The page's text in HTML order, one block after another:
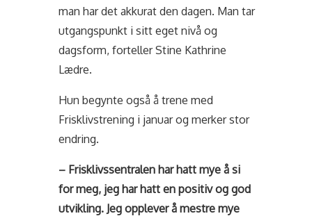
man har det akkurat den dagen. Man tar
utgangspunkt i sitt eget nivå og
dagsform, forteller Stine Kathrine
Lædre.
Hun begynte også å trene med
Frisklivstrening i januar og merker stor
endring.
– Frisklivssentralen har hatt mye å si
for meg, jeg har hatt en positiv og god
utvikling. Jeg opplever å mestre mye